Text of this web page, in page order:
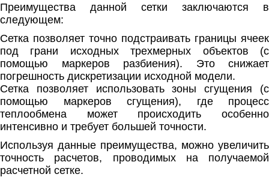
Преимущества данной сетки заключаются в
следующем:
Сетка позволяет точно подстраивать границы ячеек
под грани исходных трехмерных объектов (с
помощью маркеров разбиения). Это снижает
погрешность дискретизации исходной модели.
Сетка позволяет использовать зоны сгущения (с
помощью маркеров сгущения), где процесс
теплообмена может происходить особенно
интенсивно и требует большей точности.
Используя данные преимущества, можно увеличить
точность расчетов, проводимых на получаемой
расчетной сетке.